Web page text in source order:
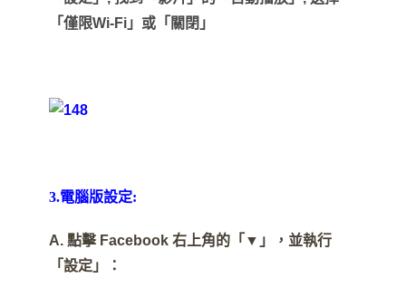
「僅限Wi-Fi 」 或「關閉」
3.電腦版設定:
A. 點擊Facebook 右上角的「▼」，並執行
「設定」：